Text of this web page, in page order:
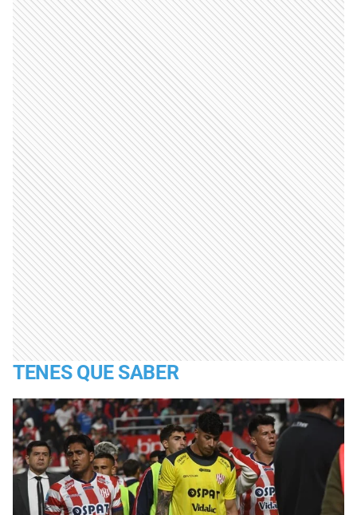
TENES QUE SABER